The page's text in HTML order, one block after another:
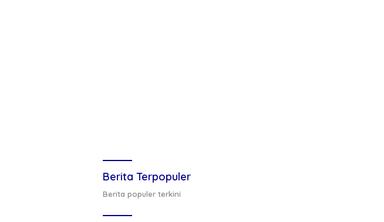
Berita Terpopuler
Berita populer terkini